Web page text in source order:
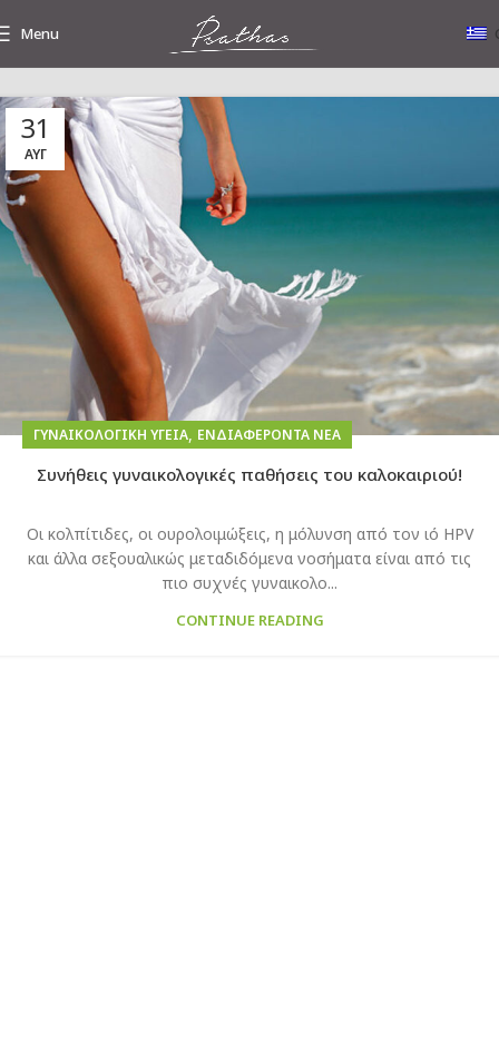
Menu
Tag Archives: ουρολοιμώξεις
31
ΑΥΓ
ΓΥΝΑΙΚΟΛΟΓΙΚΉ ΥΓΕΊΑ, ΕΝΔΙΑΦΈΡΟΝΤΑ ΝΈΑ
Συνήθεις γυναικολογικές παθήσεις του καλοκαιριού!
Οι κολπίτιδες, οι ουρολοιμώξεις, η μόλυνση από τον ιό HPV
και άλλα σεξουαλικώς μεταδιδόμενα νοσήματα είναι από τις
πιο συχνές γυναικολο...
CONTINUE READING